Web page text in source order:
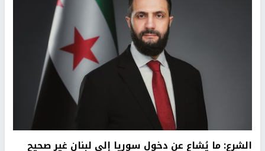
الشرع: ما يُشاع عن دخول سوريا إلى لبنان غير صحيح